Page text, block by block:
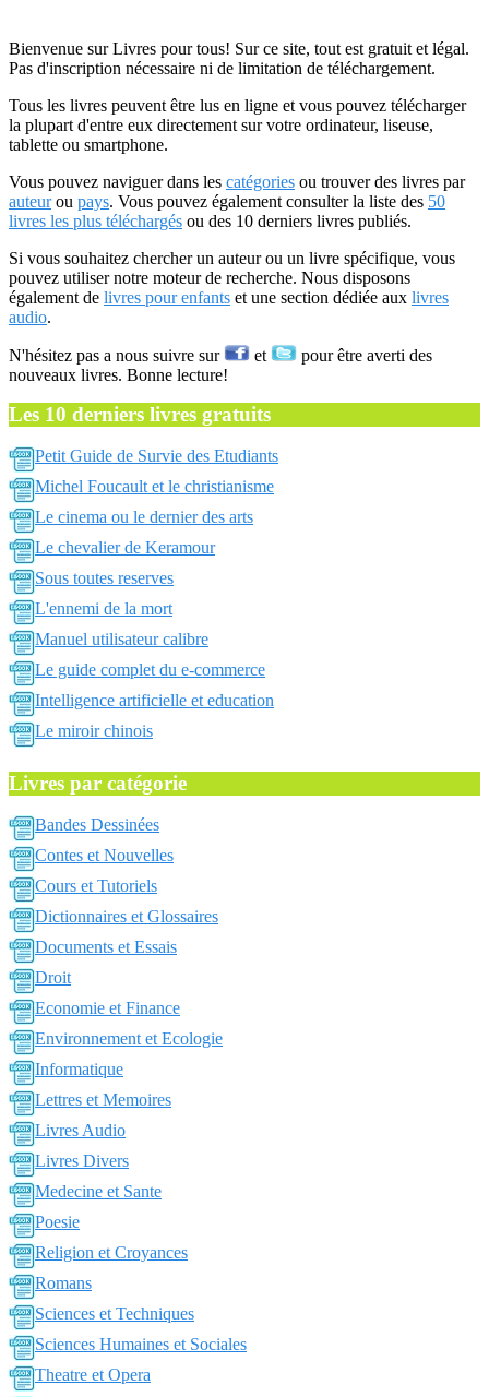
Bienvenue sur Livres pour tous! Sur ce site, tout est gratuit et légal.
Pas d'inscription nécessaire ni de limitation de téléchargement.
Tous les livres peuvent être lus en ligne et vous pouvez télécharger
la plupart d'entre eux directement sur votre ordinateur, liseuse,
tablette ou smartphone.
Vous pouvez naviguer dans les catégories ou trouver des livres par
auteurou pays. Vous pouvez également consulter la liste des 50
livres les plus téléchargés ou des 10 derniers livres publiés.
Si vous souhaitez chercher un auteur ou un livre spécifique, vous
pouvez utiliser notre moteur de recherche. Nous disposons
également de livres pour enfants et une section dédiée aux livres
audio.
N'hésitez pas a nous suivre sur et
pour être averti des
nouveaux livres. Bonne lecture!
Les 10 derniers livres gratuits
Petit Guide de Survie des Etudiants
Michel Foucault et le christianisme
Le cinema ou le dernier des arts
Le chevalier de Keramour
Sous toutes reserves
L'ennemi de la mort
Manuel utilisateur calibre
Le guide complet du e-commerce
Intelligence artificielle et education
Le miroir chinois
Livres par catégorie
Bandes Dessinées
Contes et Nouvelles
Cours et Tutoriels
Dictionnaires et Glossaires
Documents et Essais
Droit
Economie et Finance
Environnement et Ecologie
Informatique
Lettres et Memoires
Livres Audio
Livres Divers
Medecine et Sante
Poesie
Religion et Croyances
Romans
Sciences et Techniques
Sciences Humaines et Sociales
Theatre et Opera